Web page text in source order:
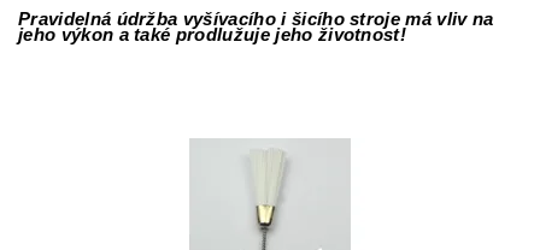
Pravidelná údržba vyšívacího i šicího stroje má vliv na
jeho výkon a také prodlužuje jeho životnost!